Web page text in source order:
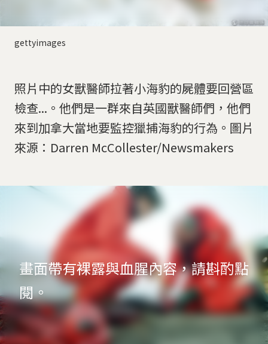
gettyimages
照片中的女獸醫師拉著小海豹的屍體要回營區
檢查...。他們是一群來自英國獸醫師們，他們
來到加拿大當地要監控獵捕海豹的行為。圖片
來源：Darren McCollester/Newsmakers
畫面帶有裸露與血腥內容，請斟酌點
閱。